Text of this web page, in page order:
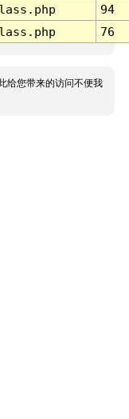
94
76
给您带来的访问不便我